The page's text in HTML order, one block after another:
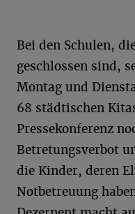
Bei den Schulen,
geschlossen sind,
Montag und
68 städtischen
Pressekonferenz
Betretungsverbot
die Kinder, deren
Notbetreuung